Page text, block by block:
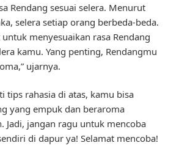
Rendang sesuai selera. Menurut
selera setiap orang berbeda-beda.
untuk menyesuaikan rasa Rendang
kamu. Yang penting, Rendangmu
ujarnya.
tips rahasia di atas, kamu bisa
yang empuk dan beraroma
Jadi, jangan ragu untuk mencoba
di dapur ya! Selamat mencoba!